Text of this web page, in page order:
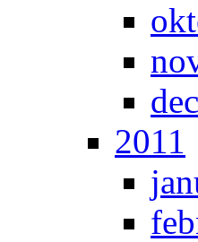
2011